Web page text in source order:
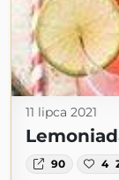
11 lipca 2021
90 4